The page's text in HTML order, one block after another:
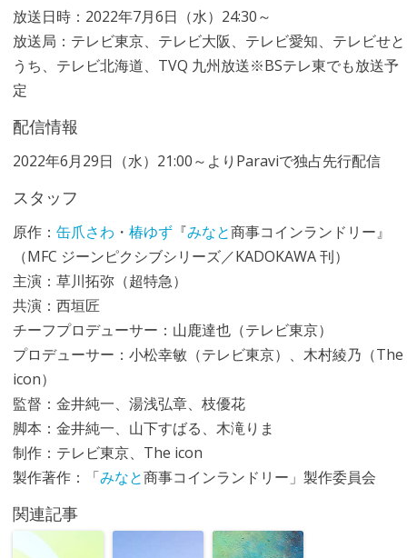
放送日時：2022年7月6日（水）24:30～
放送局：テレビ東京、テレビ大阪、テレビ愛知、テレビせと
うち、テレビ北海道、TVQ 九州放送※BSテレ東でも放送予
定
配信情報
2022年6月29日（水）21:00～よりParaviで独占先行配信
スタッフ
原作： 缶爪さわ ・ 椿ゆず『みなと商事コインランドリー』
（MFC ジーンピクシブシリーズ／KADOKAWA 刊）
主演：草川拓弥（超特急）
共演：西垣匠
チーフプロデューサー：山鹿達也（テレビ東京）
プロデューサー：小松幸敏（テレビ東京）、木村綾乃（The
icon）
監督：金井純一、湯浅弘章、枝優花
脚本：金井純一、山下すばる、木滝りま
制作：テレビ東京、The icon
製作著作：「みなと商事コインランドリー」製作委員会
関連記事